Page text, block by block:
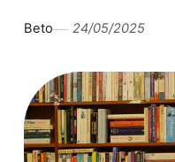
Beto 24/05/2025